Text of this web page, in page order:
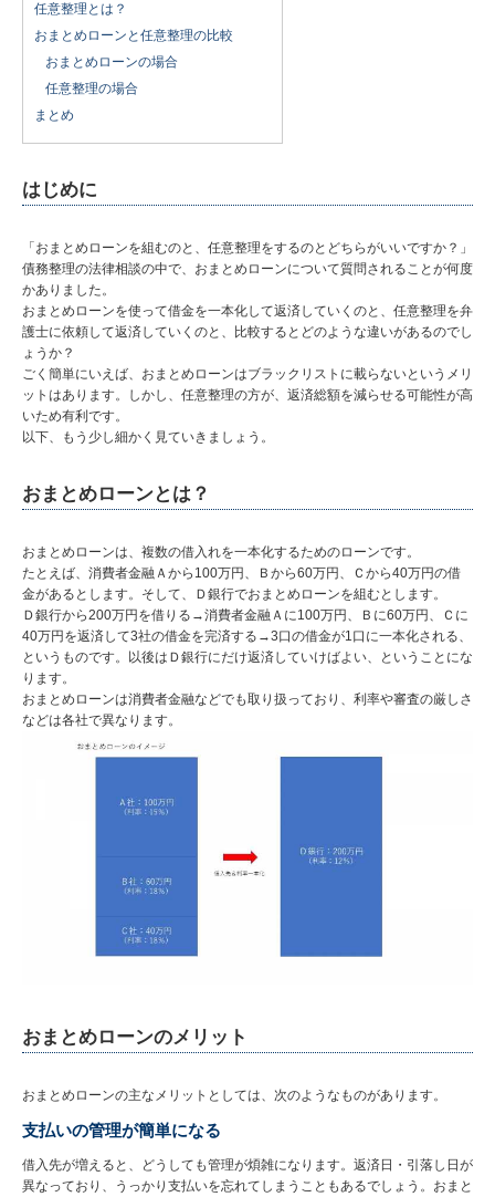
任意整理とは？
おまとめローンと任意整理の比較
おまとめローンの場合
任意整理の場合
まとめ
はじめに
「おまとめローンを組むのと、任意整理をするのとどちらがいいですか？」
債務整理の法律相談の中で、おまとめローンについて質問されることが何度
かありました。
おまとめローンを使って借金を一本化して返済していくのと、任意整理を弁
護士に依頼して返済していくのと、比較するとどのような違いがあるのでし
ょうか？
ごく簡単にいえば、おまとめローンはブラックリストに載らないというメリ
ットはあります。しかし、任意整理の方が、返済総額を減らせる可能性が高
いため有利です。
以下、もう少し細かく見ていきましょう。
おまとめローンとは？
おまとめローンは、複数の借入れを一本化するためのローンです。
たとえば、消費者金融Ａから100万円、Ｂから60万円、Ｃから40万円の借
金があるとします。そして、Ｄ銀行でおまとめローンを組むとします。
Ｄ銀行から200万円を借りる→消費者金融Ａに100万円、Ｂに60万円、Ｃに
40万円を返済して3社の借金を完済する→3口の借金が1口に一本化される、
というものです。以後はＤ銀行にだけ返済していけばよい、ということにな
ります。
おまとめローンは消費者金融などでも取り扱っており、利率や審査の厳しさ
などは各社で異なります。
おまとめローンのメリット
おまとめローンの主なメリットとしては、次のようなものがあります。
支払いの管理が簡単になる
借入先が増えると、どうしても管理が煩雑になります。返済日・引落し日が
異なっており、うっかり支払いを忘れてしまうこともあるでしょう。おまと